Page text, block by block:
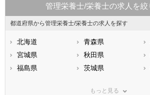
管理栄養士/栄養士の求人を絞
都道府県から管理栄養士/栄養士の求人を探す
北海道 青森県
宮城県
秋田県
福島県
茨城県
もっと見る